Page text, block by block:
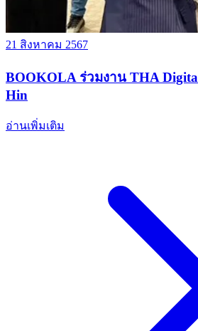
21 สิงหาคม 2567
BOOKOLA ร่วมงาน THA
Hin
อ่านเพิ่มเติม